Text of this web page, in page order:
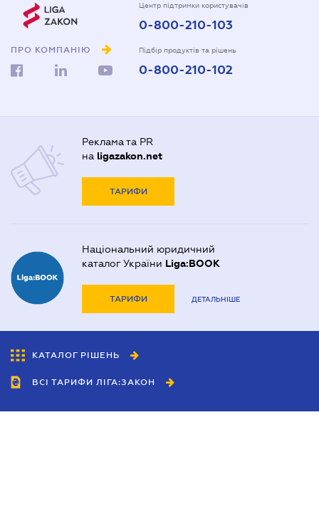
ПРО КОМПАНІЮ
Центр підтримки користувачів
0-800-210-103
Підбір продуктів та рішень
0-800-210-102
Реклама та PR
на ligazakon.net
ТАРИФИ
Національний юридичний
каталог України Liga:BOOK
ТАРИФИ ДЕТАЛЬНІШЕ
КАТАЛОГ РІШЕНЬ
ВСІ ТАРИФИ ЛІГА:ЗАКОН